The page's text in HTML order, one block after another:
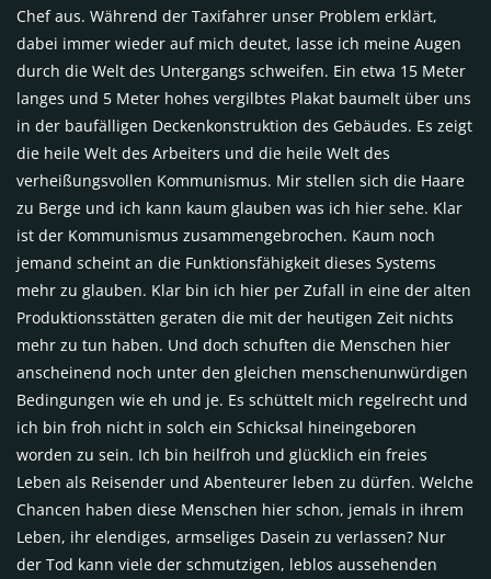
Chef aus. Während der Taxifahrer unser Problem erklärt,
dabei immer wieder auf mich deutet, lasse ich meine Augen
durch die Welt des Untergangs schweifen. Ein etwa 15 Meter
langes und 5 Meter hohes vergilbtes Plakat baumelt über uns
in der baufälligen Deckenkonstruktion des Gebäudes. Es zeigt
die heile Welt des Arbeiters und die heile Welt des
verheißungsvollen Kommunismus. Mir stellen sich die Haare
zu Berge und ich kann kaum glauben was ich hier sehe. Klar
ist der Kommunismus zusammengebrochen. Kaum noch
jemand scheint an die Funktionsfähigkeit dieses Systems
mehr zu glauben. Klar bin ich hier per Zufall in eine der alten
Produktionsstätten geraten die mit der heutigen Zeit nichts
mehr zu tun haben. Und doch schuften die Menschen hier
anscheinend noch unter den gleichen menschenunwürdigen
Bedingungen wie eh und je. Es schüttelt mich regelrecht und
ich bin froh nicht in solch ein Schicksal hineingeboren
worden zu sein. Ich bin heilfroh und glücklich ein freies
Leben als Reisender und Abenteurer leben zu dürfen. Welche
Chancen haben diese Menschen hier schon, jemals in ihrem
Leben, ihr elendiges, armseliges Dasein zu verlassen? Nur
der Tod kann viele der schmutzigen, leblos aussehenden